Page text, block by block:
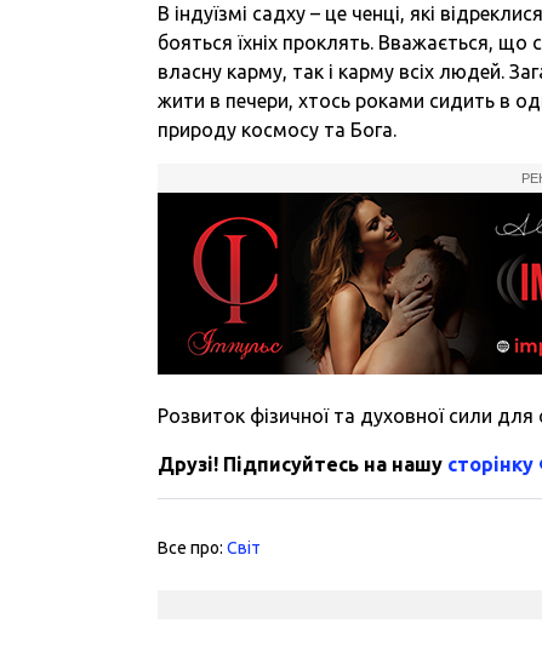
В індуїзмі садху – це ченці, які
бояться їхніх проклять. Вважається,
власну карму, так і карму всіх людей.
жити в печери, хтось роками сидить в
природу космосу та Бога.
Розвиток фізичної та духовної сили
Друзі! Підписуйтесь на нашу
Все про:Світ